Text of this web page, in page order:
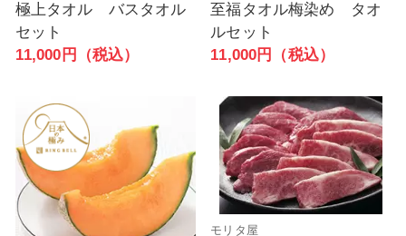
極上タオル バスタオル
セット
11,000円（税込）
至福タオル梅染め タオ
ルセット
11,000円（税込）
モリタ屋